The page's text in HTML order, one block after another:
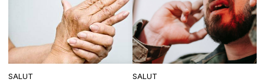
SALUT SALUT